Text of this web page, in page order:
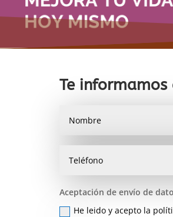
Te
Aceptación de envío de
He leido y acepto la